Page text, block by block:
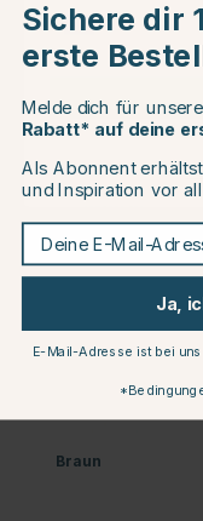
Braun
EU
Sichere dir
erste
Melde dich für
Rabatt* auf deine
Als Abonnent
und Inspiration vor
Deine E-Mail-
Ja,
E-Mail-Adresse ist bei